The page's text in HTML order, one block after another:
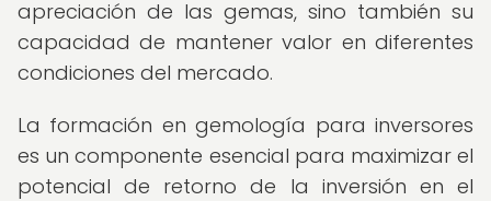
apreciación de las gemas, sino también su
capacidad de mantener valor en diferentes
condiciones del mercado.
La formación en gemología para inversores
es un componente esencial para maximizar el
potencial de retorno de la inversión en el